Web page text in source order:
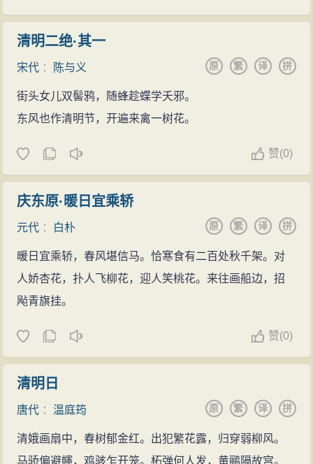
清明二绝·其一
宋代 ： 陈与义 拼
译
繁
原
街头女儿双髻鸦，随蜂趁蝶学夭邪。
东风也作清明节，开遍来禽一树花。
赞(0)
庆东原·暖日宜乘轿
元代 ： 白朴 拼
译
繁
原
暖日宜乘轿，春风堪信马。恰寒食有二百处秋千架。对
人娇杏花，扑人飞柳花，迎人笑桃花。来往画船边，招
飐青旗挂。
赞(0)
清明日
唐代 ：温庭筠 拼
译
繁
原
清娥画扇中，春树郁金红。出犯繁花露，归穿弱柳风。
马骄偏避幰，鸡骇乍开笼。柘弹何人发，黄鹂隔故宫。